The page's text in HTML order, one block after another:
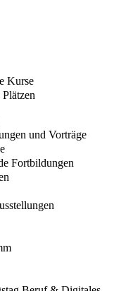
Kurse
und Vorträge
Fortbildungen